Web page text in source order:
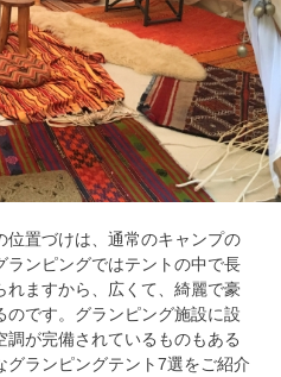
位置づけは、通常のキャンプの
ランピングではテントの中で長
れますから、広くて、綺麗で豪
です。グランピング施設に設
が完備されているものもある
グランピングテント7選をご紹介